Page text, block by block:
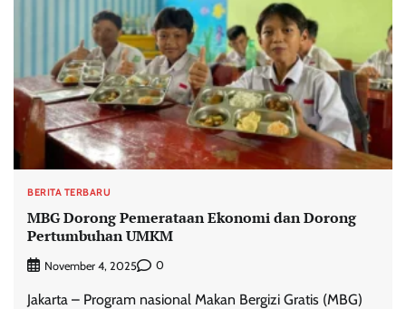
BERITA TERBARU
MBG Dorong Pemerataan Ekonomi dan Dorong
Pertumbuhan UMKM
November 4, 2025 0
Jakarta – Program nasional Makan Bergizi Gratis (MBG)